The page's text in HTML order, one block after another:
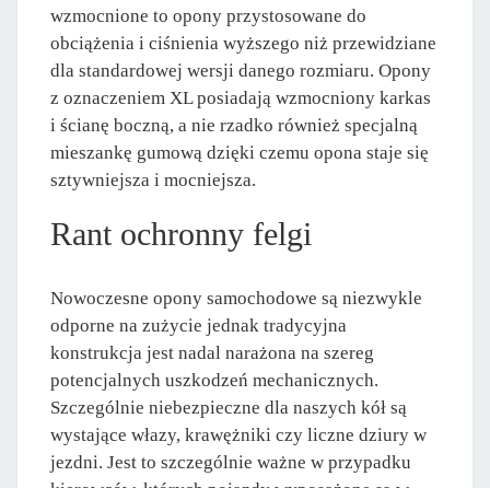
wzmocnione to opony przystosowane do
obciążenia i ciśnienia wyższego niż przewidziane
dla standardowej wersji danego rozmiaru. Opony
z oznaczeniem XL posiadają wzmocniony karkas
i ścianę boczną, a nie rzadko również specjalną
mieszankę gumową dzięki czemu opona staje się
sztywniejsza i mocniejsza.
Rant ochronny felgi
Nowoczesne opony samochodowe są niezwykle
odporne na zużycie jednak tradycyjna
konstrukcja jest nadal narażona na szereg
potencjalnych uszkodzeń mechanicznych.
Szczególnie niebezpieczne dla naszych kół są
wystające włazy, krawężniki czy liczne dziury w
jezdni. Jest to szczególnie ważne w przypadku